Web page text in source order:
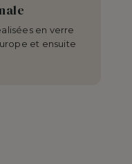
en verre
et ensuite